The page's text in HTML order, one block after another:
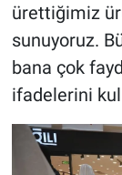
ürettiğimiz
sunuyoruz.
bana çok
ifadelerini